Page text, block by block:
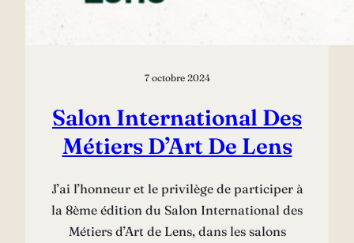
7 octobre 2024
Salon International Des
Métiers D’Art De Lens
J’ai l’honneur et le privilège de participer à
la 8ème édition du Salon International des
Métiers d’Art de Lens, dans les salons